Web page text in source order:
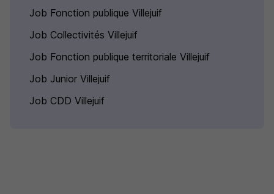
Job Fonction publique Villejuif
Job Collectivités Villejuif
Job Fonction publique territoriale Villejuif
Job Junior Villejuif
Job CDD Villejuif